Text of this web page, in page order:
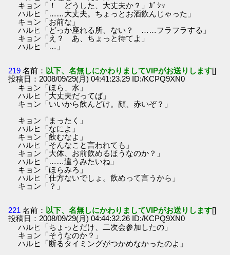
キョン「！ どうした、大丈夫か？」ｶﾞｼｯ
ハルヒ「……大丈夫。ちょっとお酒飲んじゃった」
キョン「お前な」
ハルヒ「どっか座れる所、ない？ ……フラフラする」
キョン「え？ あ、ちょっと待てよ」
ハルヒ「…」
219 名前： 以下、名無しにかわりましてVIPがお送りします[]
投稿日：2008/09/29(月) 04:41:23.29 ID:/KCPQ9XN0
キョン「ほら、水」
ハルヒ「大丈夫だってば」
キョン「いいから飲んどけ。顔、赤いぞ？」
キョン「まったく」
ハルヒ「なによ」
キョン「飲むなよ」
ハルヒ「そんなこと言われても」
キョン「大体、お前飲めるほうなのか？」
ハルヒ「……違うみたいね」
キョン「ほらみろ」
ハルヒ「仕方ないでしょ。飲めって言うから」
キョン「？」
221 名前： 以下、名無しにかわりましてVIPがお送りします[]
投稿日：2008/09/29(月) 04:44:32.26 ID:/KCPQ9XN0
ハルヒ「ちょっとだけ、二次会参加したの」
キョン「そうなのか？」
ハルヒ「断るタイミングがつかめなかったのよ」